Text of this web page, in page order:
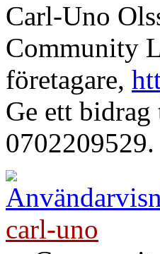
Carl-Uno
Community
företagare,
Ge ett
0702209529.
carl-uno